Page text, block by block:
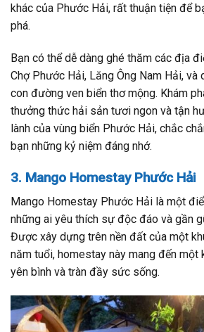
khác của Phước Hải, rất thuận tiện để
phá.
Bạn có thể dễ dàng ghé thăm các địa
Chợ Phước Hải, Lăng Ông Nam Hải, và
con đường ven biển thơ mộng. Khám
thưởng thức hải sản tươi ngon và tận
lành của vùng biển Phước Hải, chắc
bạn những kỷ niệm đáng nhớ.
3. Mango Homestay Phước Hải
Mango Homestay Phước Hải là một
những ai yêu thích sự độc đáo và gần
Được xây dựng trên nền đất của một
năm tuổi, homestay này mang đến một
yên bình và tràn đầy sức sống.